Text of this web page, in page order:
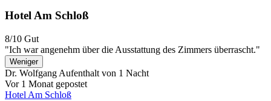
Hotel Am Schloß
8/10 Gut
"Ich war angenehm über die Ausstattung des Zimmers überrascht."
Weniger
Dr. Wolfgang Aufenthalt von 1 Nacht
Vor 1 Monat gepostet
Hotel Am Schloß